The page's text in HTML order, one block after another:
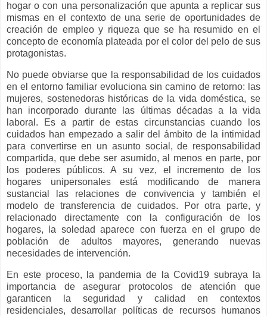
hogar o con una personalización que apunta a replicar sus
mismas en el contexto de una serie de oportunidades de
creación de empleo y riqueza que se ha resumido en el
concepto de economía plateada por el color del pelo de sus
protagonistas.
No puede obviarse que la responsabilidad de los cuidados
en el entorno familiar evoluciona sin camino de retorno: las
mujeres, sostenedoras históricas de la vida doméstica, se
han incorporado durante las últimas décadas a la vida
laboral. Es a partir de estas circunstancias cuando los
cuidados han empezado a salir del ámbito de la intimidad
para convertirse en un asunto social, de responsabilidad
compartida, que debe ser asumido, al menos en parte, por
los poderes públicos. A su vez, el incremento de los
hogares unipersonales está modificando de manera
sustancial las relaciones de convivencia y también el
modelo de transferencia de cuidados. Por otra parte, y
relacionado directamente con la configuración de los
hogares, la soledad aparece con fuerza en el grupo de
población de adultos mayores, generando nuevas
necesidades de intervención.
En este proceso, la pandemia de la Covid19 subraya la
importancia de asegurar protocolos de atención que
garanticen la seguridad y calidad en contextos
residenciales, desarrollar políticas de recursos humanos